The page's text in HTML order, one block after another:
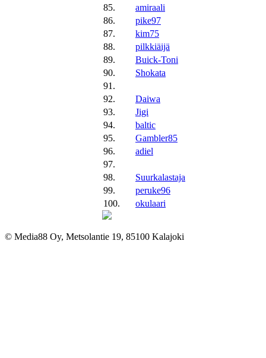
85.
amiraali
86.
pike97
87.
kim75
88.
pilkkiäijä
89.
Buick-Toni
90.
Shokata
91.
92.
Daiwa
93.
Jigi
94.
baltic
95.
Gambler85
96.
adiel
97.
98.
Suurkalastaja
99.
peruke96
100.
okulaari
© Media88 Oy, Metsolantie 19, 85100 Kalajoki